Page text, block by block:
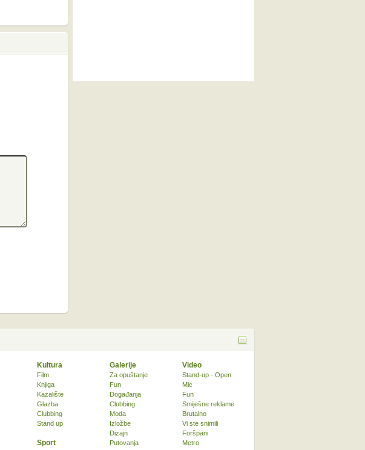
Kultura
Film
Knjiga
Kazalište
Glazba
Clubbing
Stand up
Sport
Galerije
Za opuštanje
Fun
Događanja
Clubbing
Moda
Izložbe
Dizajn
Putovanja
Video
Stand-up - Open
Mic
Fun
Smiješne reklame
Brutalno
Vi ste snimili
Foršpani
Metro